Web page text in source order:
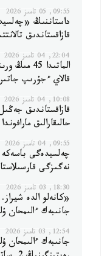
09:55, 05 تامىز 2026
داستاننىڭ
قازاقستاندىق
22:04, 04 تامىز 2026
الماتىدا
قالاي ءجۇرىپ جاتىر
10:08, 04 تامىز 2026
قازاقستاندىق
حالىقارالىق
09:55, 04 تامىز 2026
چەلسيدەگى
نەگىزگى
18:30, 03 تامىز 2026
«كانەلو الدە
جانىبەك ءالىمحان
12:54, 03 تامىز 2026